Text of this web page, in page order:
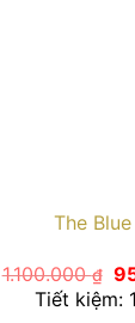
The
1.100.000₫
là:
Tiết kiệm: